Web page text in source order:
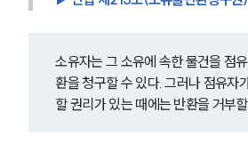
소유자는 그 소유에 속한 물건을 점
환을 청구할 수 있다. 그러나 점유자
할 권리가 있는 때에는 반환을 거부